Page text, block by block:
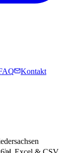
Kontakt